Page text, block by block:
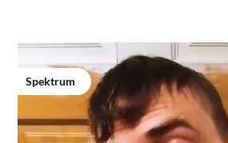
Spektrum